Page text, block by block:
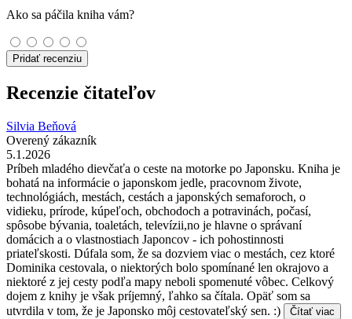
Ako sa páčila kniha vám?
Pridať recenziu
Recenzie čitateľov
Silvia Beňová
Overený zákazník
5.1.2026
Príbeh mladého dievčaťa o ceste na motorke po Japonsku. Kniha je
bohatá na informácie o japonskom jedle, pracovnom živote,
technológiách, mestách, cestách a japonských semaforoch, o
vidieku, prírode, kúpeľoch, obchodoch a potravinách, počasí,
spôsobe bývania, toaletách, televízii,no je hlavne o správaní
domácich a o vlastnostiach Japoncov - ich pohostinnosti
priateľskosti. Dúfala som, že sa dozviem viac o mestách, cez ktoré
Dominika cestovala, o niektorých bolo spomínané len okrajovo a
niektoré z jej cesty podľa mapy neboli spomenuté vôbec. Celkový
dojem z knihy je však príjemný, ľahko sa čítala. Opäť som sa
utvrdila v tom, že je Japonsko môj cestovateľský sen. :)
Čítať viac